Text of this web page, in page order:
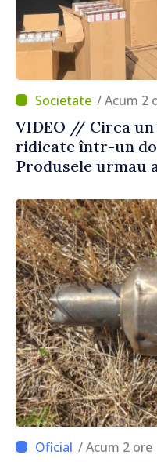
/ Acum 2
VIDEO // Circa
ridicate într-un
Produsele urmau
/ Acum 2 ore